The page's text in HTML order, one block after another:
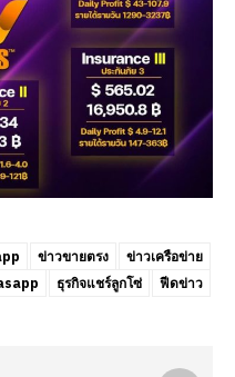
ข่าวขายตรง
ข่าวเครือข่าย
ธุรกิจแชร์ลูกโซ่ ฟีดข่าว